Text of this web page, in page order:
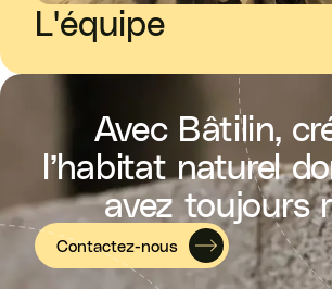
L'équipe
Avec Bâtilin,
l’habitat naturel
avez toujours
Contactez-nous